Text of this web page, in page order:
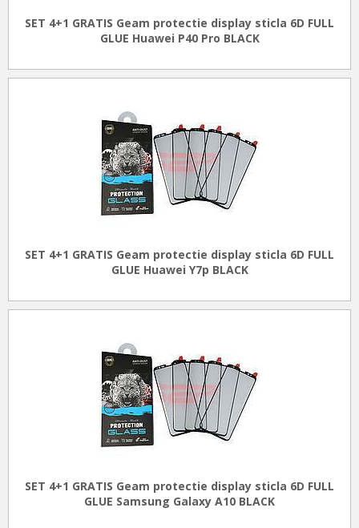
SET 4+1 GRATIS Geam protectie display sticla 6D FULL
GLUE Huawei P40 Pro BLACK
SET 4+1 GRATIS Geam protectie display sticla 6D FULL
GLUE Huawei Y7p BLACK
SET 4+1 GRATIS Geam protectie display sticla 6D FULL
GLUE Samsung Galaxy A10 BLACK